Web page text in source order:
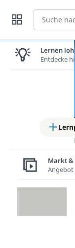
Suche
Lernen
Entdecke
Markt
Angebot